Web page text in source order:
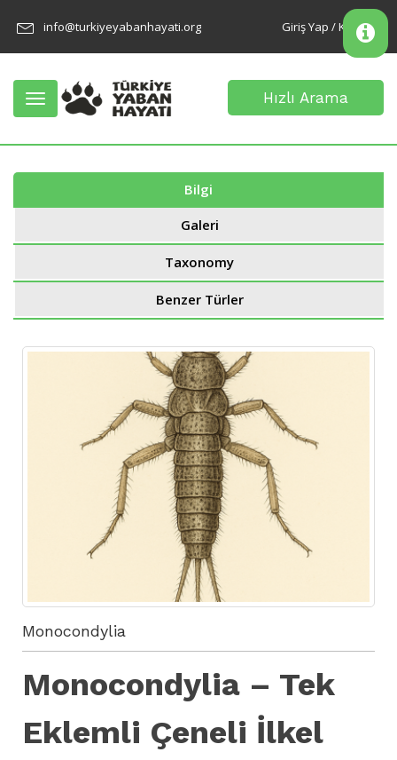
info@turkiyeyabanhayati.org Giriş Yap / Kayıt Ol
Toggle
navigation
Hızlı Arama
Bilgi
Galeri
Taxonomy
Benzer Türler
Monocondylia
Monocondylia – Tek
Eklemli Çeneli İlkel